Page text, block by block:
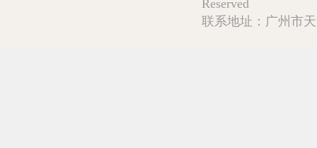
Reserved
联系地址：广州市